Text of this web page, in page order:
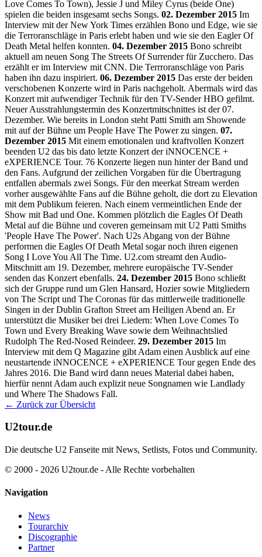
Love Comes To Town), Jessie J und Miley Cyrus (beide One)
spielen die beiden insgesamt sechs Songs. 02. Dezember 2015 Im
Interview mit der New York Times erzählen Bono und Edge, wie sie
die Terroranschläge in Paris erlebt haben und wie sie den Eagler Of
Death Metal helfen konnten. 04. Dezember 2015 Bono schreibt
aktuell am neuen Song The Streets Of Surrender für Zucchero. Das
erzählt er im Interview mit CNN. Die Terrroranschläge von Paris
haben ihn dazu inspiriert. 06. Dezember 2015 Das erste der beiden
verschobenen Konzerte wird in Paris nachgeholt. Abermals wird das
Konzert mit aufwendiger Technik für den TV-Sender HBO gefilmt.
Neuer Ausstrahlungstermin des Konzertmitschnittes ist der 07.
Dezember. Wie bereits in London steht Patti Smith am Showende
mit auf der Bühne um People Have The Power zu singen. 07.
Dezember 2015 Mit einem emotionalen und kraftvollen Konzert
beenden U2 das bis dato letzte Konzert der iNNOCENCE +
eXPERIENCE Tour. 76 Konzerte liegen nun hinter der Band und
den Fans. Aufgrund der zeilichen Vorgaben für die Übertragung
entfallen abermals zwei Songs. Für den meerkat Stream werden
vorher ausgewählte Fans auf die Bühne geholt, die dort zu Elevation
mit dem Publikum feieren. Nach einem vermeintlichen Ende der
Show mit Bad und One. Kommen plötzlich die Eagles Of Death
Metal auf die Bühne und coveren gemeinsam mit U2 Patti Smiths
'People Have The Power'. Nach U2s Abgang von der Bühne
performen die Eagles Of Death Metal sogar noch ihren eigenen
Song I Love You All The Time. U2.com streamt den Audio-
Mitschnitt am 19. Dezember, mehrere europäische TV-Sender
senden das Konzert ebenfalls. 24. Dezember 2015 Bono schließt
sich der Gruppe rund um Glen Hansard, Hozier sowie Mitgliedern
von The Script und The Coronas für das mittlerweile traditionelle
Singen in der Dublin Grafton Street am Heiligen Abend an. Er
unterstützt die Musiker bei drei Liedern: When Love Comes To
Town und Every Breaking Wave sowie dem Weihnachtslied
Rudolph The Red-Nosed Reindeer. 29. Dezember 2015 Im
Interview mit dem Q Magazine gibt Adam einen Ausblick auf eine
neustartende iNNOCENCE + eXPERIENCE Tour gegen Ende des
Jahres 2016. Die Band wird dann neues Material dabei haben,
hierfür nennt Adam auch explizit neue Songnamen wie Landlady
und Where The Shadows Fall.
← Zurück zur Übersicht
U2tour.de
Die deutsche U2 Fanseite mit News, Setlists, Fotos und Community.
© 2000 - 2026 U2tour.de - Alle Rechte vorbehalten
Navigation
News
Tourarchiv
Discographie
Partner